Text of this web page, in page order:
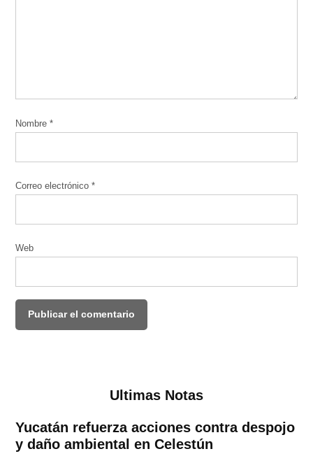
Nombre*
Correo electrónico*
Web
Ultimas Notas
Yucatán refuerza acciones contra despojo
y daño ambiental en Celestún